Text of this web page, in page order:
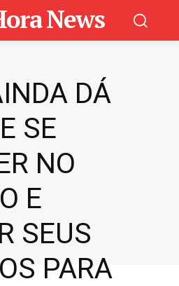
News
DÁ
SE
NO
E
SEUS
PARA